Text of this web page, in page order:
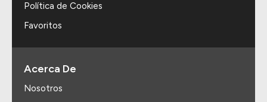
Política de Cookies
Favoritos
Acerca De
Nosotros